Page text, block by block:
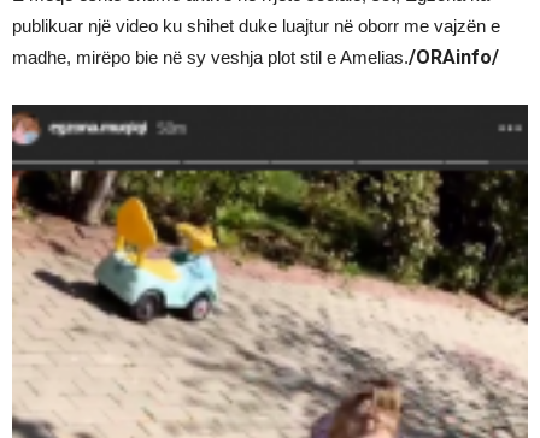
publikuar një video ku shihet duke luajtur në oborr me vajzën e
madhe, mirëpo bie në sy veshja plot stil e Amelias./ORAinfo/